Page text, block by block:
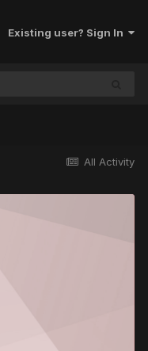
Existing user? Sign In
All Activity